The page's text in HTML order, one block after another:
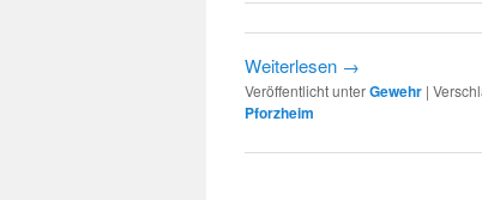
Weiterlesen →
Veröffentlicht unterGewehr |
Pforzheim